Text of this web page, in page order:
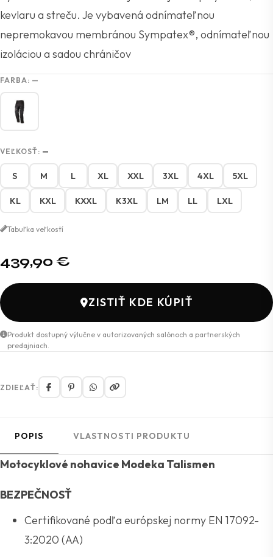
kevlaru a streču. Je vybavená odnímateľnou
nepremokavou membránou Sympatex®, odnímateľnou
izoláciou a sadou chráničov
FARBA: —
VEĽKOSŤ: —
S M L XL XXL 3XL 4XL 5XL
KL KXL KXXL K3XL LM LL LXL
Tabuľka veľkostí
439,90 €
ZISTIŤ KDE KÚPIŤ
Produkt dostupný výlučne v autorizovaných salónoch a partnerských
predajniach.
ZDIEĽAŤ:
POPIS VLASTNOSTI PRODUKTU
Motocyklové nohavice Modeka Talismen
BEZPEČNOSŤ
Certifikované podľa európskej normy EN 17092-
3:2020 (AA)